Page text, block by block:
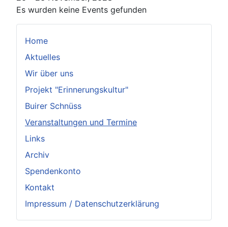
Home
Aktuelles
Wir über uns
Projekt "Erinnerungskultur"
Buirer Schnüss
Veranstaltungen und Termine
Links
Archiv
Spendenkonto
Kontakt
Impressum / Datenschutzerklärung
Es wurden keine Events gefunden